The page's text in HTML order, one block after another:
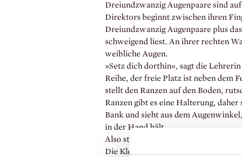
Dreiundzwanzig Augenpaare sind
Direktors beginnt zwischen ihren
Dreiundzwanzig Augenpaare plus
schweigend liest. An ihrer rechten
weibliche Augen.
»Setz dich dorthin«, sagt die
Reihe, der freie Platz ist neben dem
stellt den Ranzen auf den Boden,
Ranzen gibt es eine Halterung,
Bank und sieht aus dem
in der Hand hält.
Also steht sie erneut auf, um aus
Die Kleine wird feuerrot, und auf